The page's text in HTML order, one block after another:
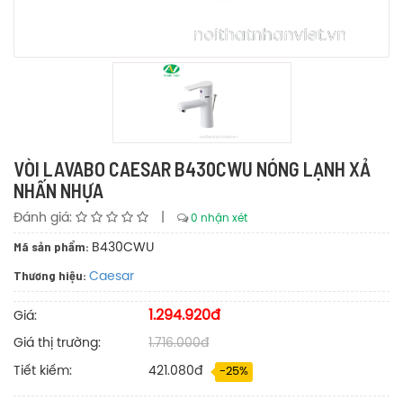
VÒI LAVABO CAESAR B430CWU NÓNG LẠNH XẢ
NHẤN NHỰA
Đánh giá: 0 nhận xét
Mã sản phẩm: B430CWU
Thương hiệu: Caesar
Giá: 1.294.920đ
Giá thị trường: 1.716.000đ
Tiết kiếm: 421.080đ -25%